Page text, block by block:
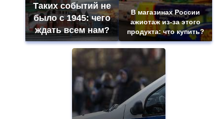
Таких событий не
было с 1945: чего
ждать всем нам?
В магазинах России
ажиотаж из-за этого
продукта: что купить?